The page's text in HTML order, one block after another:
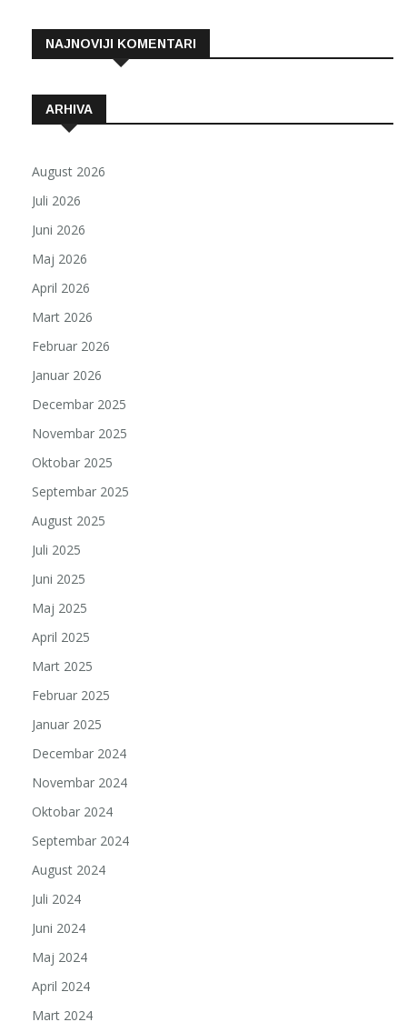
NAJNOVIJI KOMENTARI
ARHIVA
August 2026
Juli 2026
Juni 2026
Maj 2026
April 2026
Mart 2026
Februar 2026
Januar 2026
Decembar 2025
Novembar 2025
Oktobar 2025
Septembar 2025
August 2025
Juli 2025
Juni 2025
Maj 2025
April 2025
Mart 2025
Februar 2025
Januar 2025
Decembar 2024
Novembar 2024
Oktobar 2024
Septembar 2024
August 2024
Juli 2024
Juni 2024
Maj 2024
April 2024
Mart 2024